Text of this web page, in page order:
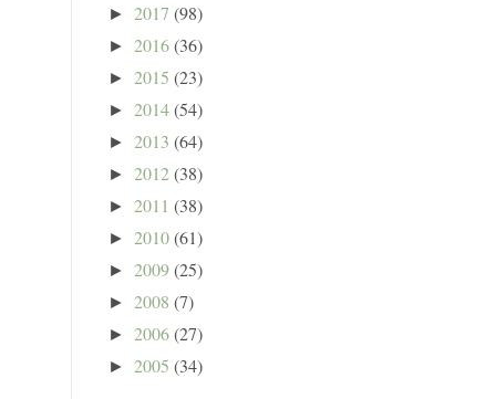
► 2017 (98)
► 2016(36)
► 2015 (23)
► 2014(54)
► 2013 (64)
► 2012(38)
► 2011 (38)
► 2010(61)
► 2009(25)
► 2008 (7)
► 2006(27)
► 2005 (34)